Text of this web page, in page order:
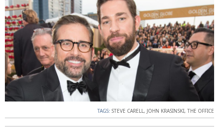
TAGS: STEVE CARELL, JOHN KRASINSKI, THE OFFICE